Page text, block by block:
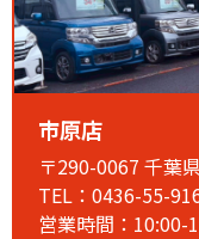
2026.02.28
【3月定休日のお知
市原店
〒290-0067 千葉
TEL：0436-55-
営業時間：